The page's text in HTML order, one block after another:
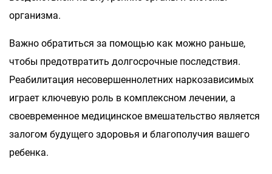
организма.
Важно обратиться за помощью как можно раньше,
чтобы предотвратить долгосрочные последствия.
Реабилитация несовершеннолетних наркозависимых
играет ключевую роль в комплексном лечении, а
своевременное медицинское вмешательство является
залогом будущего здоровья и благополучия вашего
ребенка.